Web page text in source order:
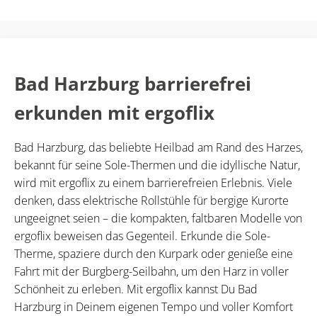
Bad Harzburg barrierefrei
erkunden mit ergoflix
Bad Harzburg, das beliebte Heilbad am Rand des Harzes,
bekannt für seine Sole-Thermen und die idyllische Natur,
wird mit ergoflix zu einem barrierefreien Erlebnis. Viele
denken, dass elektrische Rollstühle für bergige Kurorte
ungeeignet seien – die kompakten, faltbaren Modelle von
ergoflix beweisen das Gegenteil. Erkunde die Sole-
Therme, spaziere durch den Kurpark oder genieße eine
Fahrt mit der Burgberg-Seilbahn, um den Harz in voller
Schönheit zu erleben. Mit ergoflix kannst Du Bad
Harzburg in Deinem eigenen Tempo und voller Komfort